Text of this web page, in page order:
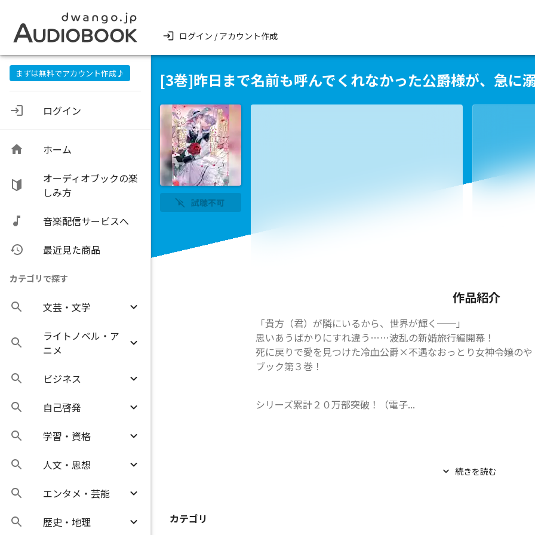
ログイン / アカウント作成
まずは無料でアカウント作成♪
ログイン
ホーム
オーディオブックの楽
しみ方
音楽配信サービスへ
最近見た商品
カテゴリで探す
文芸・文学
ライトノベル・ア
ニメ
ビジネス
自己啓発
学習・資格
人文・思想
エンタメ・芸能
歴史・地理
[3巻]昨日まで名前も呼んでくれなかった公爵様が、急に
試聴不可
作品紹介
「貴方（君）が隣にいるから、世界が輝く──」
思いあうばかりにすれ違う……波乱の新婚旅行編開幕！
死に戻りで愛を見つけた冷血公爵×不遇なおっとり女神令嬢の
ブック第３巻！
シリーズ累計２０万部突破！（電子...
続きを読む
カテゴリ